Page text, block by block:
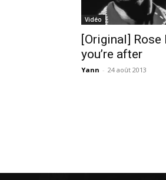
Vidéo
[Original]
you’re after
Yann - 24 août 2013